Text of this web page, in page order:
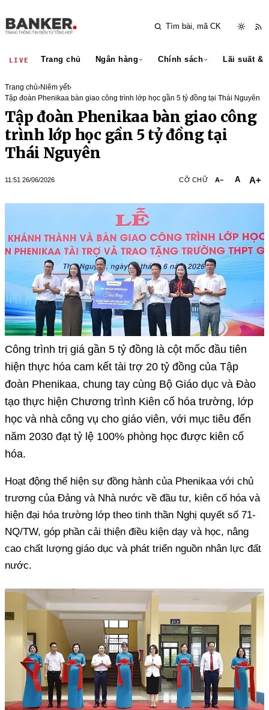
LIVE Trang chủ Ngân hàng Chính sách Lãi suất &
Trang chủ›Niêm yết›
Tập đoàn Phenikaa bàn giao công trình lớp học gần 5 tỷ đồng tại Thái Nguyên
Tập đoàn Phenikaa bàn giao công
trình lớp học gần 5 tỷ đồng tại
Thái Nguyên
11:51 26/06/2026 CỠ CHỮ A− A A+
Công trình trị giá gần 5 tỷ đồng là cột mốc đầu tiên
hiện thực hóa cam kết tài trợ 20 tỷ đồng của Tập
đoàn Phenikaa, chung tay cùng Bộ Giáo dục và Đào
tạo thực hiện Chương trình Kiên cố hóa trường, lớp
học và nhà công vụ cho giáo viên, với mục tiêu đến
năm 2030 đạt tỷ lệ 100% phòng học được kiên cố
hóa.
Hoạt động thể hiện sự đồng hành của Phenikaa với chủ
trương của Đảng và Nhà nước về đầu tư, kiên cố hóa và
hiện đại hóa trường lớp theo tinh thần Nghị quyết số 71-
NQ/TW, góp phần cải thiện điều kiện dạy và học, nâng
cao chất lượng giáo dục và phát triển nguồn nhân lực đất
nước.